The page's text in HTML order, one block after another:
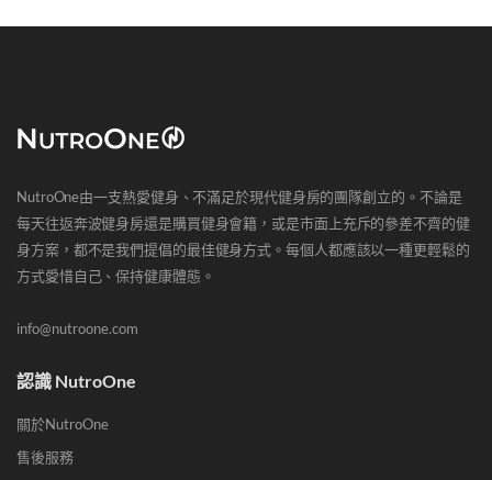
NutroOne由一支熱愛健身、不滿足於現代健身房的團隊創立的。不論是
每天往返奔波健身房還是購買健身會籍，或是市面上充斥的參差不齊的健
身方案，都不是我們提倡的最佳健身方式。每個人都應該以一種更輕鬆的
方式愛惜自己、保持健康體態。
info@nutroone.com
認識 NutroOne
關於NutroOne
售後服務